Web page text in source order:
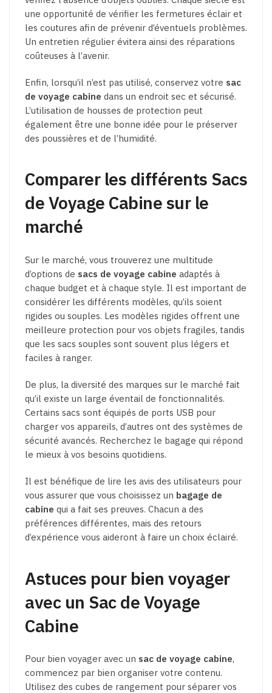
une opportunité de vérifier les fermetures éclair et
les coutures afin de prévenir d’éventuels problèmes.
Un entretien régulier évitera ainsi des réparations
coûteuses à l’avenir.
Enfin, lorsqu’il n’est pas utilisé, conservez votre sac
de voyage cabine dans un endroit sec et sécurisé.
L’utilisation de housses de protection peut
également être une bonne idée pour le préserver
des poussières et de l’humidité.
Comparer les différents Sacs
de Voyage Cabine sur le
marché
Sur le marché, vous trouverez une multitude
d’options de sacs de voyage cabine adaptés à
chaque budget et à chaque style. Il est important de
considérer les différents modèles, qu’ils soient
rigides ou souples. Les modèles rigides offrent une
meilleure protection pour vos objets fragiles, tandis
que les sacs souples sont souvent plus légers et
faciles à ranger.
De plus, la diversité des marques sur le marché fait
qu’il existe un large éventail de fonctionnalités.
Certains sacs sont équipés de ports USB pour
charger vos appareils, d’autres ont des systèmes de
sécurité avancés. Recherchez le bagage qui répond
le mieux à vos besoins quotidiens.
Il est bénéfique de lire les avis des utilisateurs pour
vous assurer que vous choisissez un bagage de
cabine qui a fait ses preuves. Chacun a des
préférences différentes, mais des retours
d’expérience vous aideront à faire un choix éclairé.
Astuces pour bien voyager
avec un Sac de Voyage
Cabine
Pour bien voyager avec un sac de voyage cabine,
commencez par bien organiser votre contenu.
Utilisez des cubes de rangement pour séparer vos